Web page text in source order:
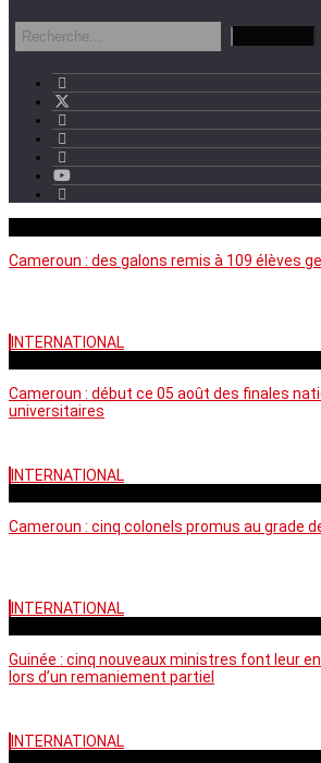
Cameroun : des galons remis à 109 élèves
INTERNATIONAL
Cameroun : début ce 05 août des finales
universitaires
INTERNATIONAL
Cameroun : cinq colonels promus au grade
INTERNATIONAL
Guinée : cinq nouveaux ministres font leur
lors d’un remaniement partiel
INTERNATIONAL